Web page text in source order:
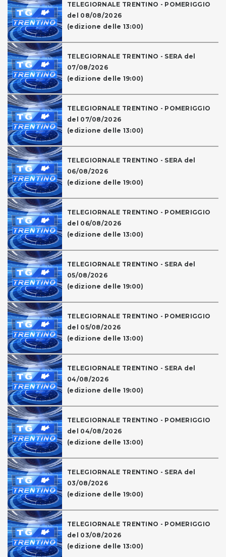
TELEGIORNALE TRENTINO - POMERIGGIO
del 08/08/2026
(edizione delle 13:00)
TELEGIORNALE TRENTINO - SERA del
07/08/2026
(edizione delle 19:00)
TELEGIORNALE TRENTINO - POMERIGGIO
del 07/08/2026
(edizione delle 13:00)
TELEGIORNALE TRENTINO - SERA del
06/08/2026
(edizione delle 19:00)
TELEGIORNALE TRENTINO - POMERIGGIO
del 06/08/2026
(edizione delle 13:00)
TELEGIORNALE TRENTINO - SERA del
05/08/2026
(edizione delle 19:00)
TELEGIORNALE TRENTINO - POMERIGGIO
del 05/08/2026
(edizione delle 13:00)
TELEGIORNALE TRENTINO - SERA del
04/08/2026
(edizione delle 19:00)
TELEGIORNALE TRENTINO - POMERIGGIO
del 04/08/2026
(edizione delle 13:00)
TELEGIORNALE TRENTINO - SERA del
03/08/2026
(edizione delle 19:00)
TELEGIORNALE TRENTINO - POMERIGGIO
del 03/08/2026
(edizione delle 13:00)